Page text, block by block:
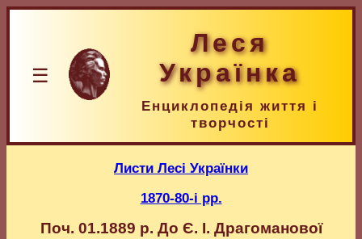
☰
Леся
Українка
Енциклопедія життя і
творчості
Листи Лесі Українки
1870-80-і рр.
Поч. 01.1889 р. До Є. І. Драгоманової